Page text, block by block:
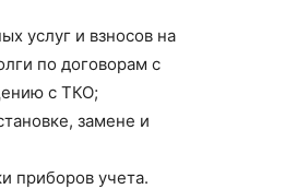
услуг и взносов на
по договорам с
с ТКО;
замене и
приборов учета.